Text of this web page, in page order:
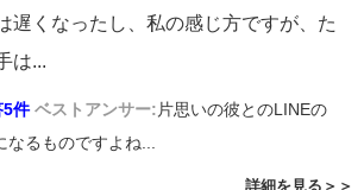
遅くなったし、私の感じ方ですが、た
は...
5件 ベストアンサー:片思いの彼とのLINEの
るものですよね...
詳細を見る＞＞